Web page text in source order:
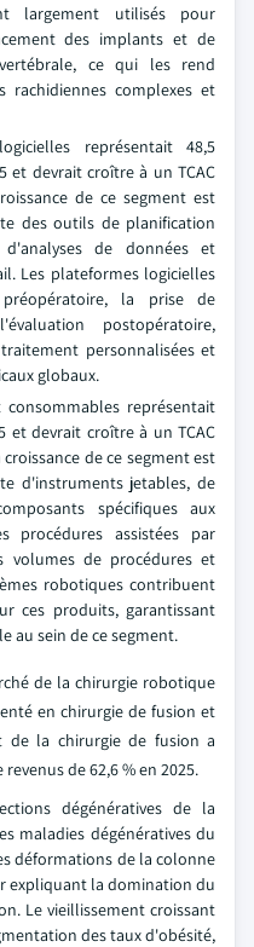
largement utilisés pour
des implants et de
ce qui les rend
rachidiennes complexes et
représentait 48,5
et devrait croître à un TCAC
de ce segment est
des outils de planification
de données et
Les plateformes logicielles
la prise de
postopératoire,
personnalisées et
globaux.
consommables représentait
et devrait croître à un TCAC
de ce segment est
d'instruments jetables, de
spécifiques aux
procédures assistées par
volumes de procédures et
robotiques contribuent
ces produits, garantissant
au sein de ce segment.
de la chirurgie robotique
en chirurgie de fusion et
de la chirurgie de fusion a
de 62,6 % en 2025.
dégénératives de la
maladies dégénératives du
déformations de la colonne
expliquant la domination du
Le vieillissement croissant
des taux d'obésité,